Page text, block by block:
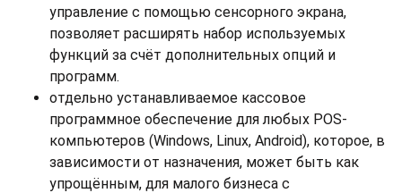
управление с помощью сенсорного экрана,
позволяет расширять набор используемых
функций за счёт дополнительных опций и
программ.
отдельно устанавливаемое кассовое
программное обеспечение для любых POS-
компьютеров (Windows, Linux, Android), которое, в
зависимости от назначения, может быть как
упрощённым, для малого бизнеса с